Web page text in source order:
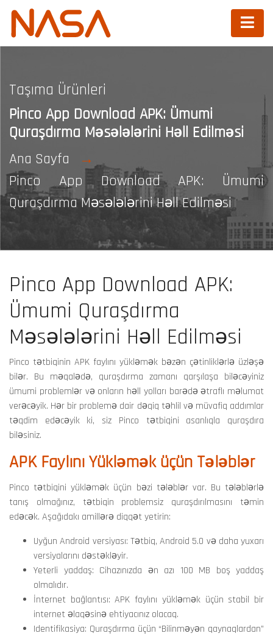
Taşıma Ürünleri
Pinco App Download APK: Ümumi
Quraşdırma Məsələlərini Həll Edilməsi
Ana Sayfa
Pinco App Download APK: Ümumi
Quraşdırma Məsələlərini Həll Edilməsi
Pinco App Download APK:
Ümumi Quraşdırma
Məsələlərini Həll Edilməsi
Pinco tətbiqinin APK faylını yükləmək bəzən çətinliklərlə üzləşə
bilər. Bu məqalədə, quraşdırma zamanı qarşılaşa biləcəyiniz
ümumi problemlər və onların həll yolları barədə ətraflı məlumat
verəcəyik. Hər bir problemə dair dəqiq təhlil və müvafiq addımlar
təqdim edəcəyik ki, siz Pinco tətbiqini asanlıqla quraşdıra
biləsiniz.
APK Faylını Yükləmək üçün Tələblər
Pinco tətbiqini yükləmək üçün bəzi tələblər var. Bu tələblərlə
tanış olmağınız, tətbiqin problemsiz quraşdırılmasını təmin
edəcək. Aşağıdakı amillərə diqqət yetirin:
Uyğun Android versiyası: Tətbiq, Android 5.0 və daha yuxarı
versiyalarını dəstəkləyir.
Yeterli yaddaş: Cihazınızda ən azı 100 MB boş yaddaş
olmalıdır.
İnternet bağlantısı: APK faylını yükləmək üçün stabil bir
internet əlaqəsinə ehtiyacınız olacaq.
Identifikasiya: Quraşdırma üçün “Bilinməyən qaynaqlardan”